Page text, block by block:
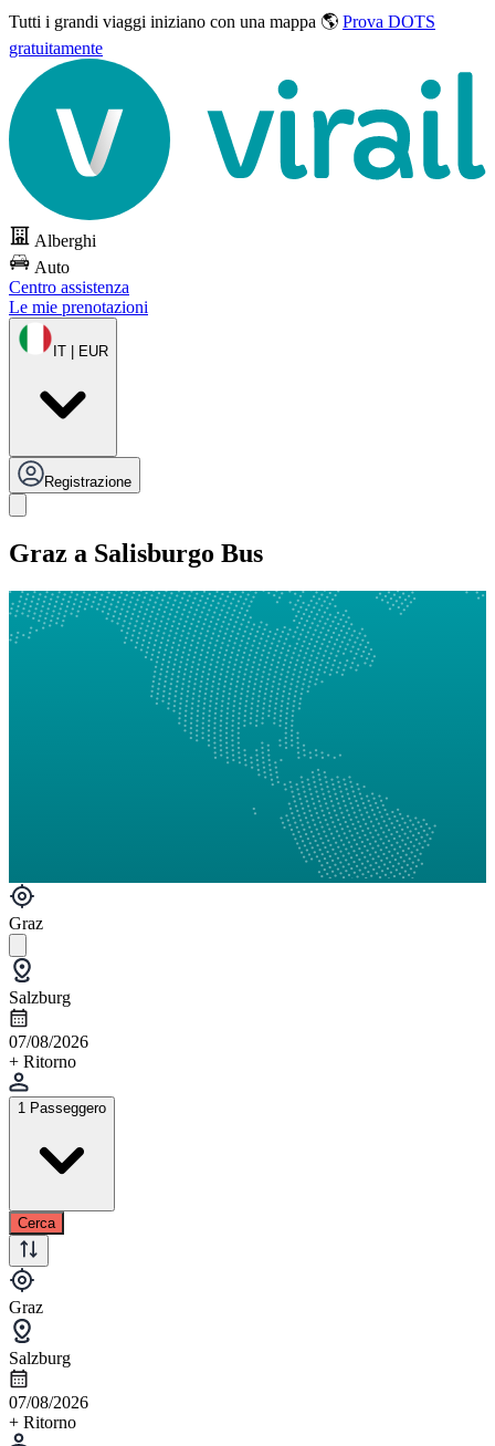
Tutti i grandi viaggi iniziano con una mappa 🌎 Prova DOTS
gratuitamente
Alberghi
Auto
Centro assistenza
Le mie prenotazioni
IT | EUR
Registrazione
Graz a Salisburgo Bus
Graz
Salzburg
07/08/2026
+ Ritorno
1 Passeggero
Cerca
Graz
Salzburg
07/08/2026
+ Ritorno